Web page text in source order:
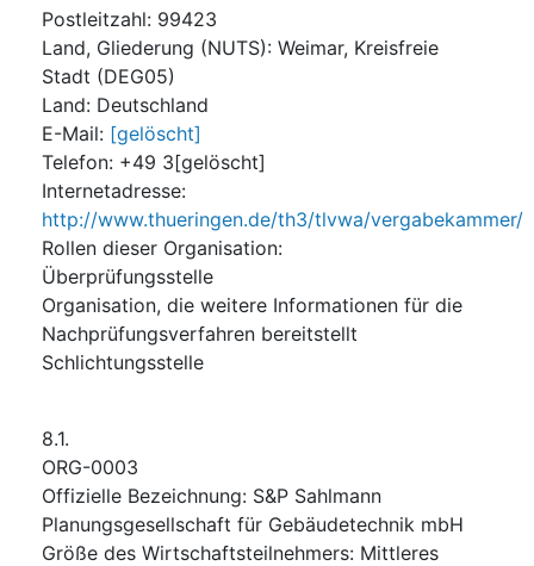
Postleitzahl: 99423
Land, Gliederung (NUTS): Weimar, Kreisfreie
Stadt (DEG05)
Land: Deutschland
E-Mail: [gelöscht]
Telefon: +49 3[gelöscht]
Internetadresse:
http://www.thueringen.de/th3/tlvwa/vergabekammer/
Rollen dieser Organisation:
Überprüfungsstelle
Organisation, die weitere Informationen für die
Nachprüfungsverfahren bereitstellt
Schlichtungsstelle
8.1.
ORG-0003
Offizielle Bezeichnung: S&P Sahlmann
Planungsgesellschaft für Gebäudetechnik mbH
Größe des Wirtschaftsteilnehmers: Mittleres